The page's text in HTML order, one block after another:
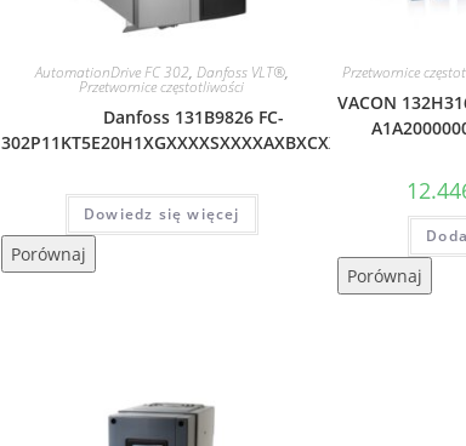
AutomationDrive FC 302, Danfoss VLT®,
Przetwornice częstotliwości
Danfoss 131B9826 FC-
302P11KT5E20H1XGXXXXSXXXXAXBXCXXXXDX
Dowiedz się więcej
Porównaj
Przetwornice
VACON
Porównaj